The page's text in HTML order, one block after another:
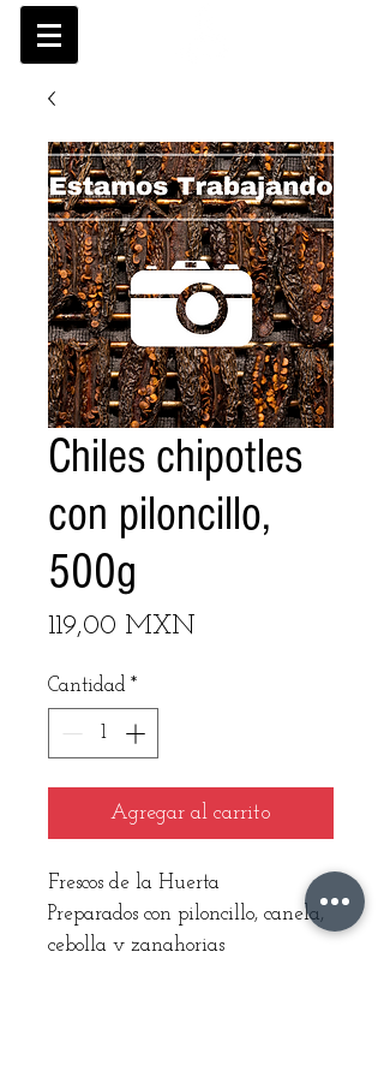
Chiles chipotles
con piloncillo,
500g
119,00 MXN
Cantidad *
Agregar al carrito
Frescos de la Huerta
Preparados con piloncillo, canela,
cebolla y zanahorias